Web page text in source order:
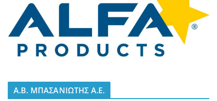
A.B. ΜΠΑΣΑΝΙΩΤΗΣ Α.Ε.